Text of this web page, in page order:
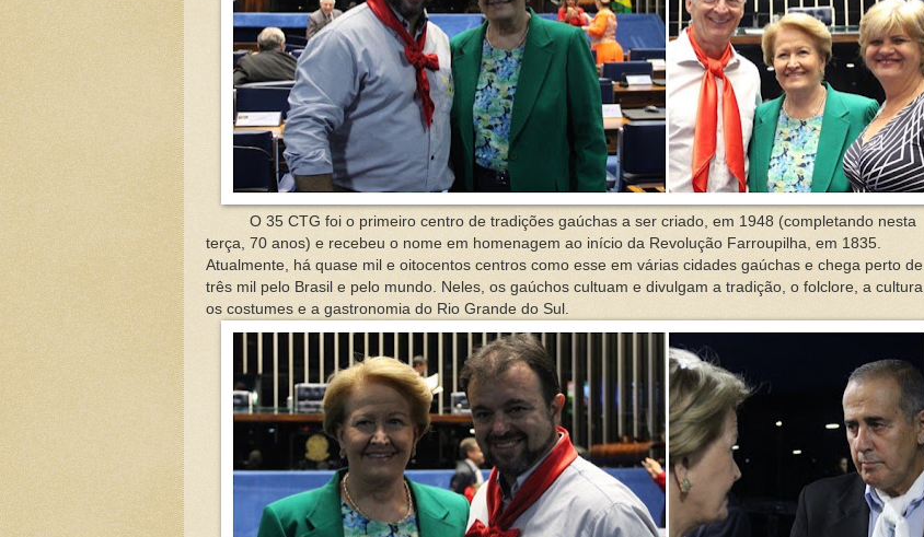
O 35 CTG foi o primeiro centro de tradições gaúchas a ser criado, em 1948 (completando nesta
terça, 70 anos) e recebeu o nome em homenagem ao início da Revolução Farroupilha, em 1835.
Atualmente, há quase mil e oitocentos centros como esse em várias cidades gaúchas e chega perto de
três mil pelo Brasil e pelo mundo. Neles, os gaúchos cultuam e divulgam a tradição, o folclore, a cultura,
os costumes e a gastronomia do Rio Grande do Sul.